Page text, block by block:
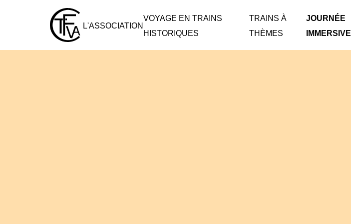
L'ASSOCIATION
VOYAGE EN TRAINS
HISTORIQUES
TRAINS À
THÈMES
JOURNÉE
IMMERSIVE